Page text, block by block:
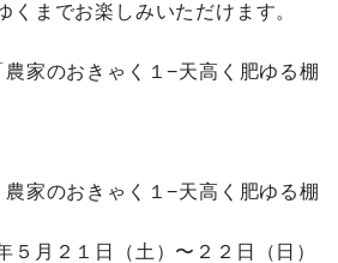
までお楽しみいただけます。
家のおきゃく１−天高く肥ゆる棚
家のおきゃく１−天高く肥ゆる棚
５月２１日（土）〜２２日（日）